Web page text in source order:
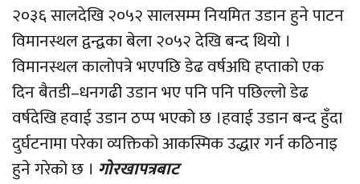
२०३६ सालदेखि २०५२ सालसम्म नियमित उडान हुने पाटन
विमानस्थल द्वन्द्वका बेला २०५२ देखि बन्द थियो ।
विमानस्थल कालोपत्रे भएपछि डेढ वर्षअघि हप्ताको एक
दिन बैतडी–धनगढी उडान भए पनि पनि पछिल्लो डेढ
वर्षदेखि हवाई उडान ठप्प भएको छ ।हवाई उडान बन्द हुँदा
दुर्घटनामा परेका व्यक्तिको आकस्मिक उद्धार गर्न कठिनाइ
हुने गरेको छ । गोरखापत्रबाट